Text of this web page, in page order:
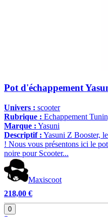
Pot d'échappement
Univers : scooter
Rubrique : Echappement
Marque : Yasuni
Descriptif : Yasuni Z Booster,
! Nous vous présentons ici le
noire pour Scooter...
Maxiscoot
218,00 €
0